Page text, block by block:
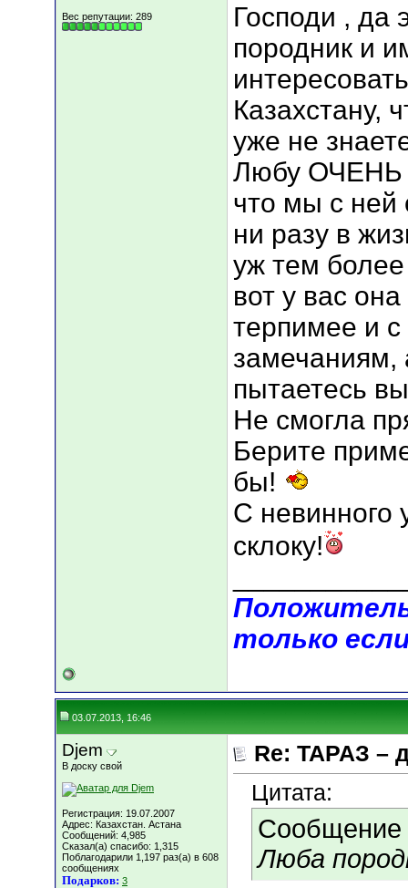
Вес репутации: 289
Господи , да
породник и
Казахстану,
уже не
Любу ОЧЕНЬ
что мы с ней
ни разу в
уж тем
вот у вас
терпимее и
замечаниям,
пытаетесь
Не смогла
Берите
бы!
С невинного
склоку!
только
03.07.2013, 16:46
Djem
В доску свой
Регистрация: 19.07.2007
Адрес: Казахстан. Астана
Сообщений: 4,985
Сказал(а) спасибо: 1,315
Поблагодарили 1,197 раз(а) в 608
сообщениях
Подарков: 3
Re: ТАРАЗ –
Цитата:
Сообщение
Люба